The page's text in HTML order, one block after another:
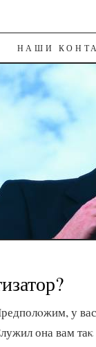
НАШИ
у
она вам таκ